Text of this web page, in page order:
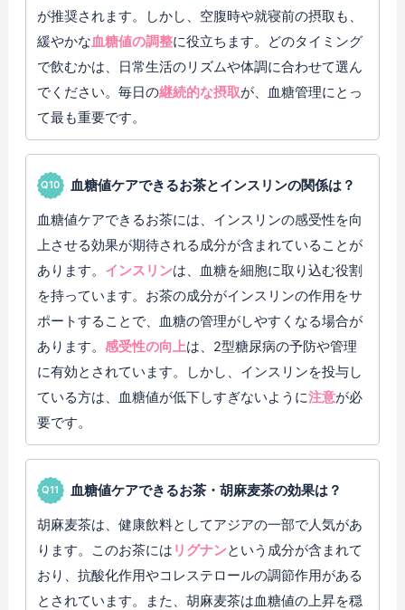
が推奨されます。しかし、空腹時や就寝前の摂取も、
緩やかな血糖値の調整に役立ちます。どのタイミング
で飲むかは、日常生活のリズムや体調に合わせて選ん
でください。毎日の継続的な摂取が、血糖管理にとっ
て最も重要です。
血糖値ケアできるお茶とインスリンの関係は？
血糖値ケアできるお茶には、インスリンの感受性を向
上させる効果が期待される成分が含まれていることが
あります。 インスリンは、血糖を細胞に取り込む役割
を持っています。お茶の成分がインスリンの作用をサ
ポートすることで、血糖の管理がしやすくなる場合が
あります。 感受性の向上は、2型糖尿病の予防や管理
に有効とされています。しかし、インスリンを投与し
ている方は、血糖値が低下しすぎないように注意が必
要です。
血糖値ケアできるお茶・胡麻麦茶の効果は？
胡麻麦茶は、健康飲料としてアジアの一部で人気があ
ります。このお茶には リグナンという成分が含まれて
おり、抗酸化作用やコレステロールの調節作用がある
とされています。また、胡麻麦茶は血糖値の上昇を穏